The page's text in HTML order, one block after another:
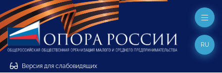
Версия для слабовидящих
RU